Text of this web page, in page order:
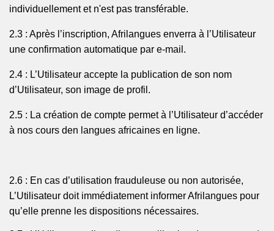
individuellement et n'est pas transférable.
2.3 : Après l’inscription, Afrilangues enverra à l’Utilisateur
une confirmation automatique par e-mail.
2.4 : L’Utilisateur accepte la publication de son nom
d’Utilisateur, son image de profil.
2.5 : La création de compte permet à l’Utilisateur d’accéder
à nos cours den langues africaines en ligne.
2.6 : En cas d’utilisation frauduleuse ou non autorisée,
L’Utilisateur doit immédiatement informerAfrilangues pour
qu’elle prenne les dispositions nécessaires.